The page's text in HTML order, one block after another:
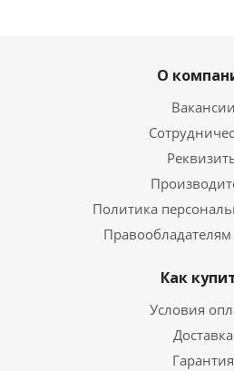
О
Вакансии
Политика
Как
Условия
Доставка
Гарантия